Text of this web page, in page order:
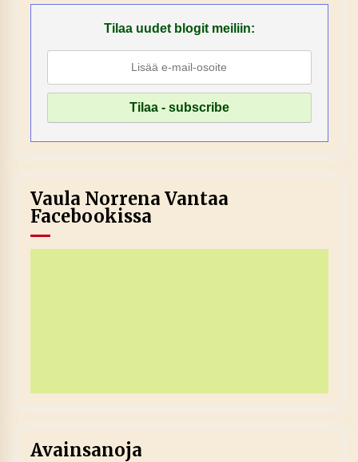
Tilaa uudet blogit meiliin:
Vaula Norrena Vantaa
Facebookissa
Avainsanoja